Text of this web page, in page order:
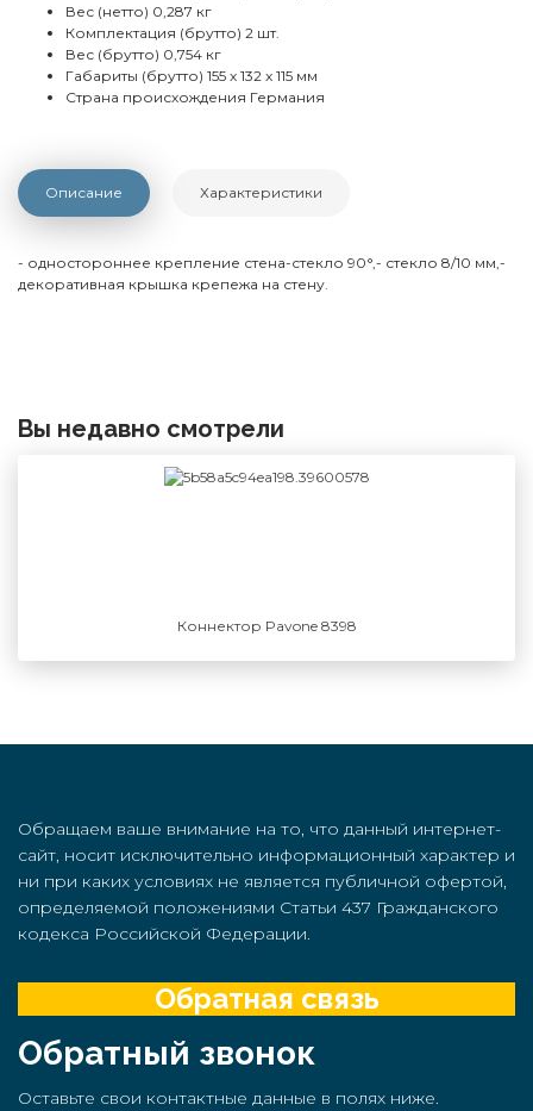
Вес (нетто) 0,287 кг
Комплектация (брутто) 2 шт.
Вес (брутто) 0,754 кг
Габариты (брутто) 155 x 132 x 115 мм
Страна происхождения Германия
Описание Характеристики
- одностороннее крепление стена-стекло 90°,- стекло 8/10 мм,-
декоративная крышка крепежа на стену.
Вы недавно смотрели
Коннектор Pavone 8398
Обращаем ваше внимание на то, что данный интернет-
сайт, носит исключительно информационный характер и
ни при каких условиях не является публичной офертой,
определяемой положениями Статьи 437 Гражданского
кодекса Российской Федерации.
Обратная связь
Обратный звонок
Оставьте свои контактные данные в полях ниже.